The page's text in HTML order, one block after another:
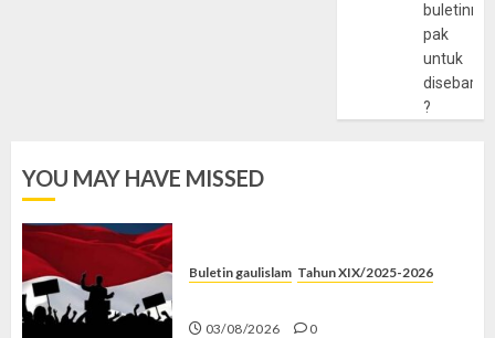
pak
untuk
?
YOU MAY HAVE MISSED
Buletin gaulislam Tahun XIX/2025-2026
03/08/2026 0